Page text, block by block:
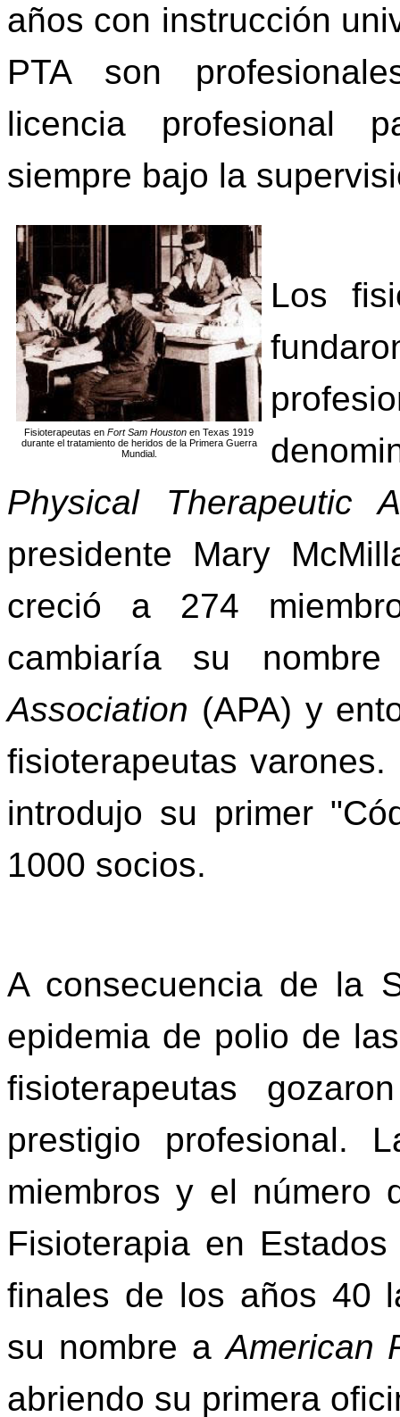
años con instrucción
PTA son
licencia profesional
siempre bajo la
Fisioterapeutas en Fort Sam Houston en Texas 1919
durante el tratamiento de heridos de la Primera Guerra
Mundial.
Los
Physical Therapeutic
presidente Mary
creció a 274
cambiaría su
Association (APA) y
fisioterapeutas
introdujo su primer
1000 socios.
A consecuencia de la
epidemia de polio de
fisioterapeutas
prestigio profesional.
miembros y el número
Fisioterapia en
finales de los años 40
su nombre aAmerican
abriendo su primera